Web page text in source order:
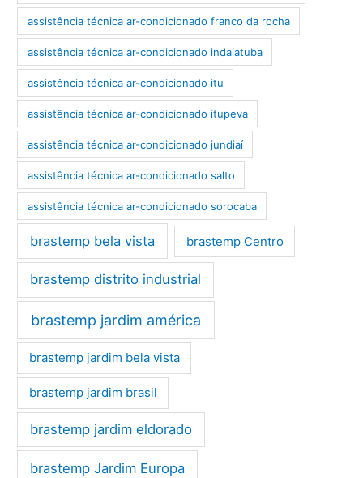
assistência técnica ar-condicionado franco da rocha
assistência técnica ar-condicionado indaiatuba
assistência técnica ar-condicionado itu
assistência técnica ar-condicionado itupeva
assistência técnica ar-condicionado jundiaí
assistência técnica ar-condicionado salto
assistência técnica ar-condicionado sorocaba
brastemp bela vista brastemp Centro
brastemp distrito industrial
brastemp jardim américa
brastemp jardim bela vista
brastemp jardim brasil
brastemp jardim eldorado
brastemp Jardim Europa